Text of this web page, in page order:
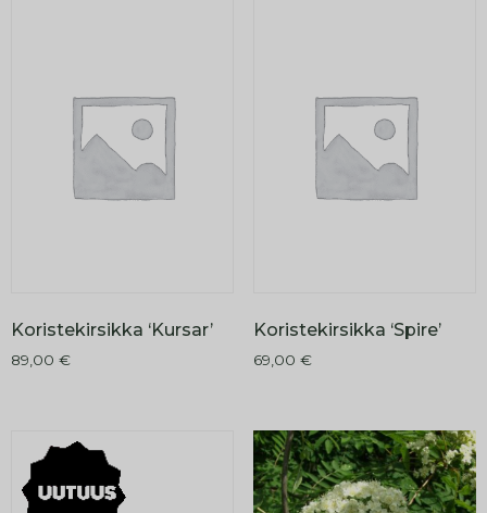
Koristekirsikka ‘Kursar’
89,00 €
Koristekirsikka ‘Spire’
69,00 €